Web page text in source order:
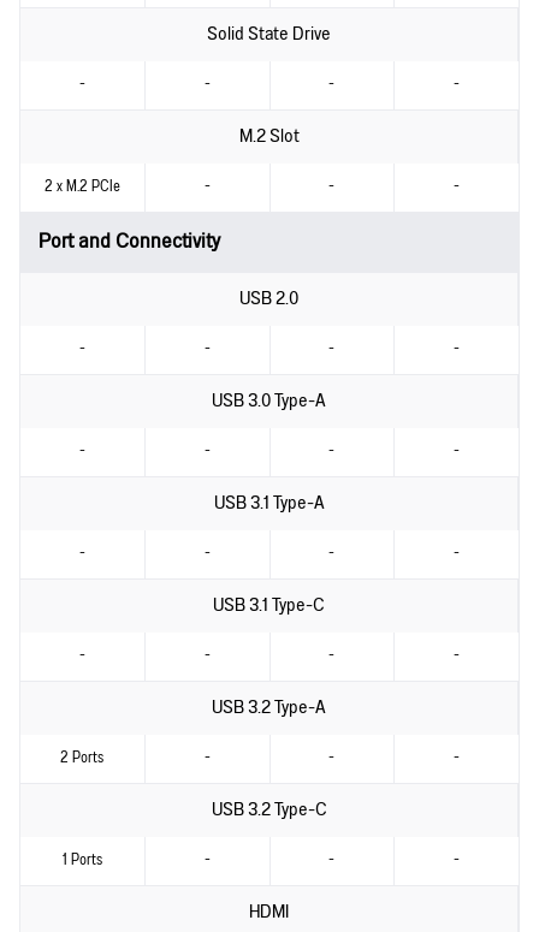
Solid State Drive
- - - -
M.2 Slot
2 x M.2 PCIe - - -
Port and Connectivity
USB 2.0
- - - -
USB 3.0 Type-A
- - - -
USB 3.1 Type-A
- - - -
USB 3.1 Type-C
- - - -
USB 3.2 Type-A
2 Ports - - -
USB 3.2 Type-C
1 Ports - - -
HDMI